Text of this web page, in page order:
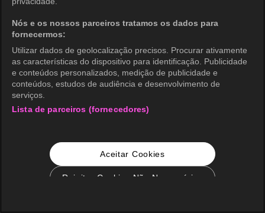
Nós e os nossos parceiros tratamos os dados para
fornecermos:
Utilizar dados de geolocalização precisos. Procurar ativamente
as características do dispositivo para identificação. Publicidade
e conteúdos personalizados, medição de publicidade e
conteúdos, estudos de audiência e desenvolvimento de
serviços.
Lista de parceiros (fornecedores)
Aceitar Cookies
Rejeitar Cookies Não Necessários